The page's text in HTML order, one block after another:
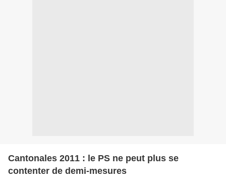
Cantonales 2011 : le PS ne peut plus se
contenter de demi-mesures